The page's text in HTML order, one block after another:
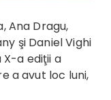
şi Daniel Vighi
a ediţii a
a avut loc luni,